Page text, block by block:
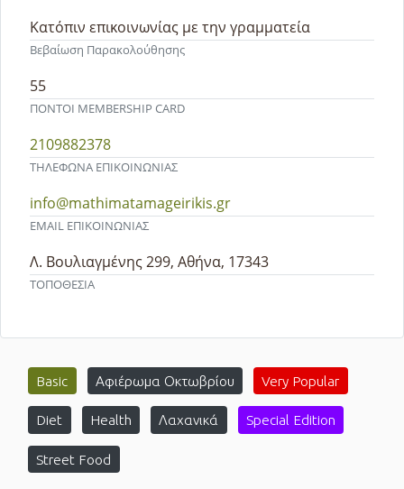
Βεβαίωση Παρακολούθησης
Κατόπιν επικοινωνίας με την γραμματεία
ΠΟΝΤΟΙ MEMBERSHIP CARD
55
ΤΗΛΕΦΩΝΑ ΕΠΙΚΟΙΝΩΝΙΑΣ
2109882378
EMAIL ΕΠΙΚΟΙΝΩΝΙΑΣ
info@mathimatamageirikis.gr
ΤΟΠΟΘΕΣΙΑ
Λ. Βουλιαγμένης 299, Αθήνα, 17343
Basic Αφιέρωμα Οκτωβρίου Very Popular
Diet Health Λαχανικά Special Edition
Street Food